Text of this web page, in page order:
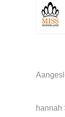
hannah